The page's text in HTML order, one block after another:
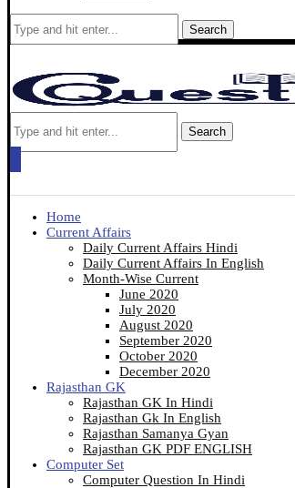
Search
Search
Home
Current Affairs
Daily Current Affairs Hindi
Daily Current Affairs In English
Month-Wise Current
June 2020
July 2020
August 2020
September 2020
October 2020
December 2020
Rajasthan GK
Rajasthan GK In Hindi
Rajasthan Gk In English
Rajasthan Samanya Gyan
Rajasthan GK PDF ENGLISH
Computer Set
Computer Question In Hindi